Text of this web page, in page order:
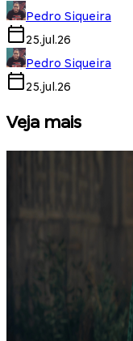
Pedro Siqueira
25.jul.26
Pedro Siqueira
25.jul.26
Veja mais